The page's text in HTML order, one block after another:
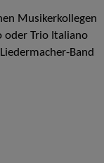
Musikerkollegen
oder Trio Italiano
Band